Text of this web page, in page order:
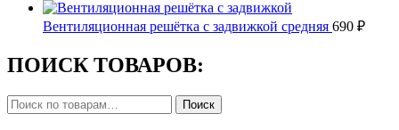
Вентиляционная решётка с задвижкой средняя 690 ₽
ПОИСК ТОВАРОВ:
Искать: Поиск